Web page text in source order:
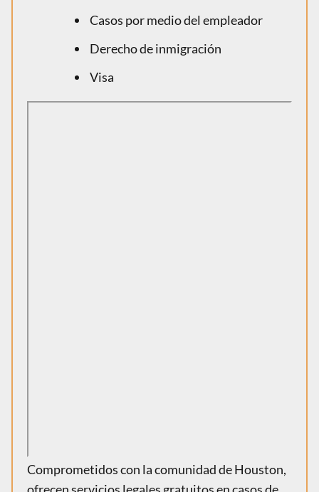
Casos por medio del empleador
Derecho de inmigración
Visa
Comprometidos con la comunidad de Houston,